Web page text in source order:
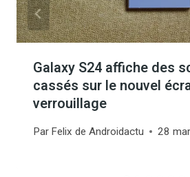
Galaxy S24 affiche des
cassés sur le nouvel
verrouillage
Par Felix de Androidactu 28